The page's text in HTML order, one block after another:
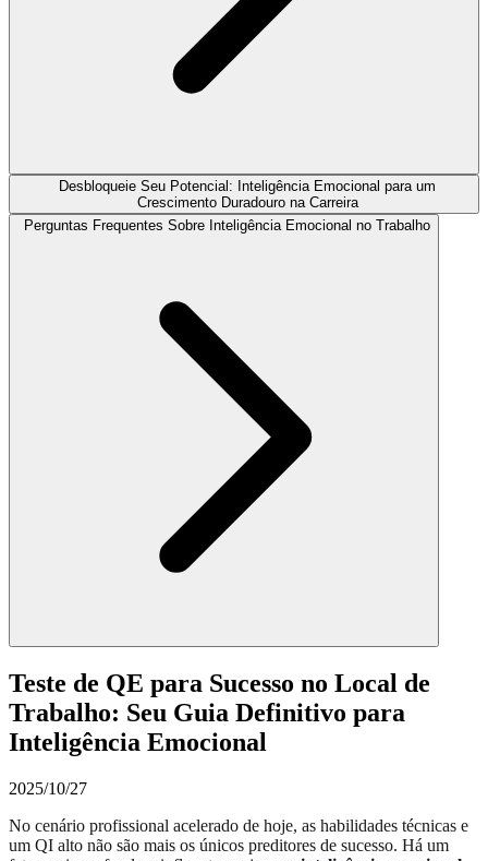
Desbloqueie Seu Potencial: Inteligência Emocional para um
Crescimento Duradouro na Carreira
Perguntas Frequentes Sobre Inteligência Emocional no Trabalho
Teste de QE para Sucesso no Local de
Trabalho: Seu Guia Definitivo para
Inteligência Emocional
2025/10/27
No cenário profissional acelerado de hoje, as habilidades técnicas e
um QI alto não são mais os únicos preditores de sucesso. Há um